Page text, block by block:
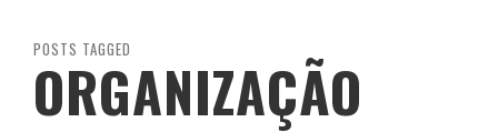
POSTS TAGGED
ORGANIZAÇÃO